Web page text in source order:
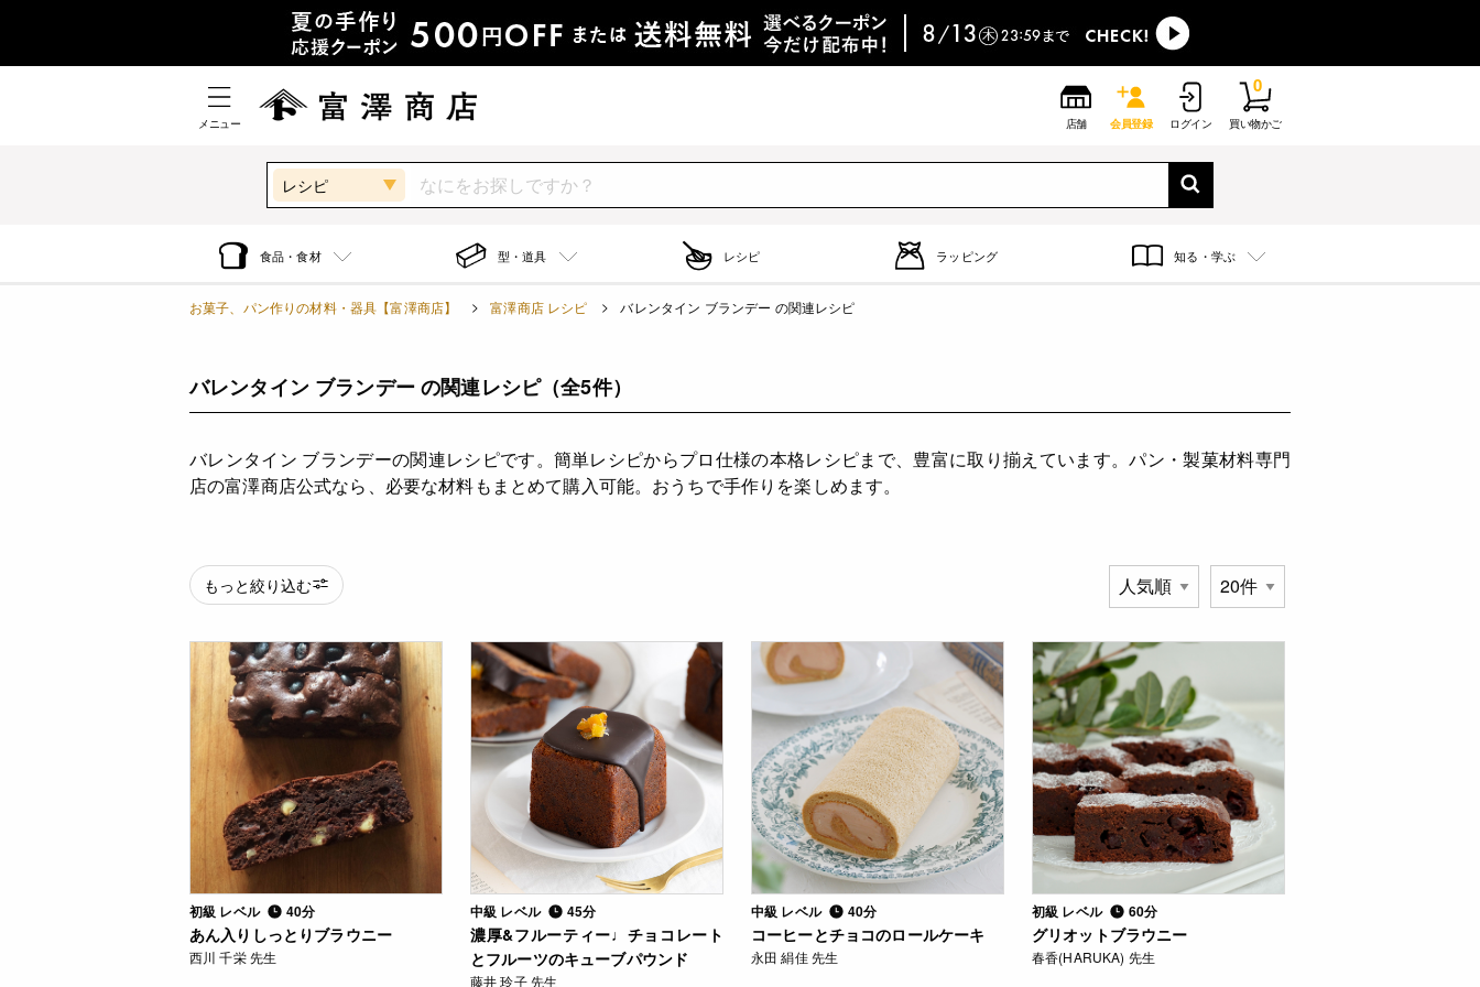
メニュー 店舗 会員登録 ログイン 買い物かご
0
レシピ
食品・食材 型・道具 レシピ ラッピング 知る・学ぶ
お菓子、パン作りの材料・器具【富澤商店】 富澤商店 レシピ バレンタイン ブランデー の関連レシピ
バレンタイン ブランデー の関連レシピ（全5件）
バレンタイン ブランデーの関連レシピです。簡単レシピからプロ仕様の本格レシピまで、豊富に取り揃えています。パン・製菓材料専門
店の富澤商店公式なら、必要な材料もまとめて購入可能。おうちで手作りを楽しめます。
もっと絞り込む
初級 レベル 40分
あん入りしっとりブラウニー
西川 千栄 先生
中級 レベル 45分
濃厚&フルーティー♩チョコレート
とフルーツのキューブパウンド
藤井 玲子 先生
中級 レベル 40分
コーヒーとチョコのロールケーキ
永田 絹佳 先生
初級 レベル 60分
グリオットブラウニー
春香(HARUKA) 先生